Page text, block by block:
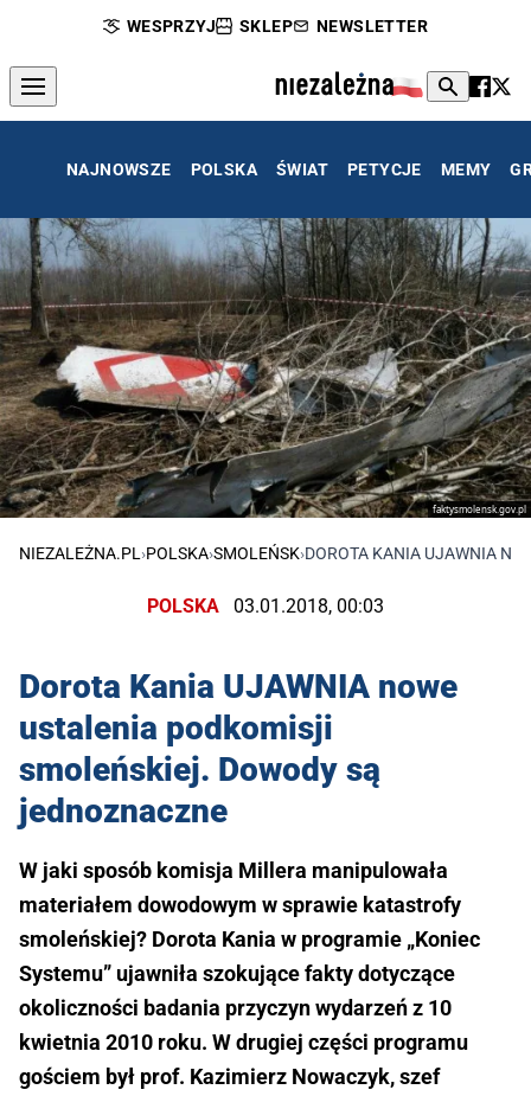
WESPRZYJ SKLEP NEWSLETTER
NAJNOWSZE POLSKA ŚWIAT PETYCJE MEMY
faktysmolensk.gov.pl
NIEZALEŻNA.PL›POLSKA›SMOLEŃSK›DOROTA KANIA UJAWNIA
POLSKA 03.01.2018, 00:03
Dorota Kania UJAWNIA nowe
ustalenia podkomisji
smoleńskiej. Dowody są
jednoznaczne
W jaki sposób komisja Millera manipulowała
materiałem dowodowym w sprawie katastrofy
smoleńskiej? Dorota Kania w programie „Koniec
Systemu” ujawniła szokujące fakty dotyczące
okoliczności badania przyczyn wydarzeń z 10
kwietnia 2010 roku. W drugiej części programu
gościem był prof. Kazimierz Nowaczyk, szef